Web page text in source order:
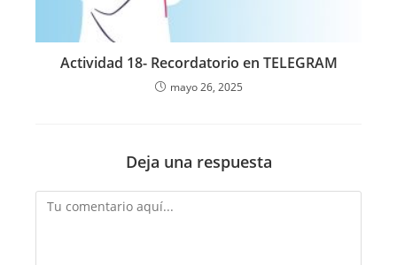
Actividad 18- Recordatorio en TELEGRAM
mayo 26, 2025
Deja una respuesta
Comentario